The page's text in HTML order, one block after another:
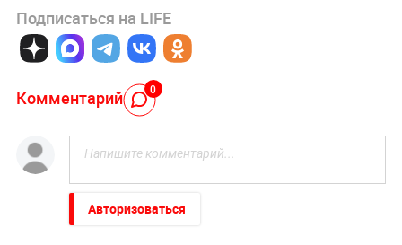
Подписаться на LIFE
Комментарий 0
Авторизоваться